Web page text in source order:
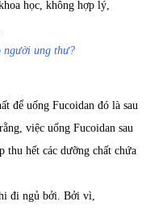
học, không hợp lý,
người ung thư?
để uống Fucoidan đó là sau
việc uống Fucoidan sau
thu hết các dưỡng chất chứa
đi ngủ bởi. Bởi vì,